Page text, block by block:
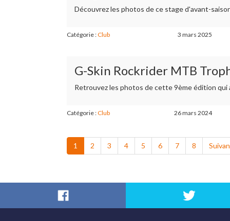
Découvrez les photos de ce stage d'avant-
Catégorie :Club 3 mars 2025
G-Skin Rockrider MTB
Retrouvez les photos de cette 9ème édition qui
Catégorie :Club 26 mars 2024
1 2 3 4 5 6 7 8